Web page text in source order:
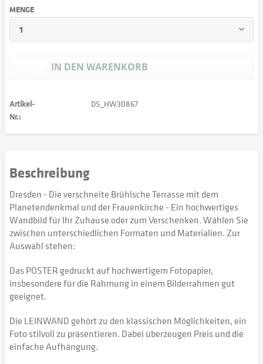
MENGE
IN DEN WARENKORB
Artikel-
Nr.:
DS_HW30867
Beschreibung
Dresden - Die verschneite Brühlsche Terrasse mit dem
Planetendenkmal und der Frauenkirche - Ein hochwertiges
Wandbild für Ihr Zuhause oder zum Verschenken. Wählen Sie
zwischen unterschiedlichen Formaten und Materialien. Zur
Auswahl stehen:
Das POSTER gedruckt auf hochwertigem Fotopapier,
insbesondere für die Rahmung in einem Bilderrahmen gut
geeignet.
Die LEINWAND gehört zu den klassischen Möglichkeiten, ein
Foto stilvoll zu präsentieren. Dabei überzeugen Preis und die
einfache Aufhängung.